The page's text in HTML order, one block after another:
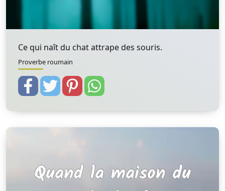
Ce qui naît du chat attrape des souris.
Proverbe roumain